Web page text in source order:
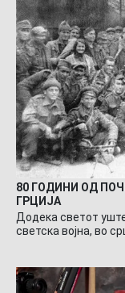
80 ГОДИНИ ОД
ГРЦИЈА
Додека светот
светска војна, во